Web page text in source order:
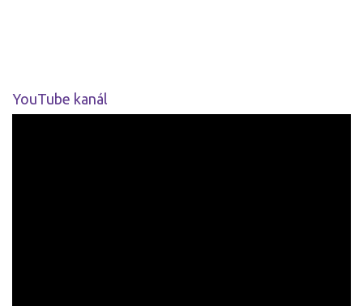
YouTube kanál